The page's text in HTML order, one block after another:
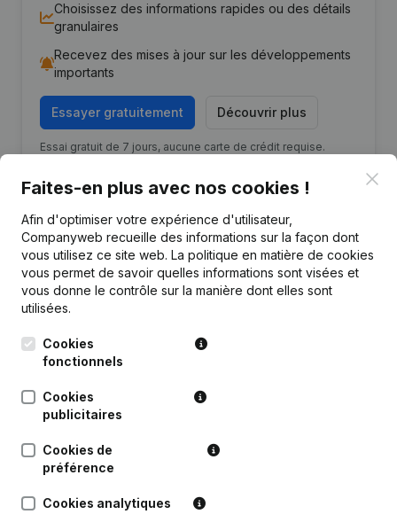
Choisissez des informations rapides ou des détails
granulaires
Recevez des mises à jour sur les développements
importants
Essayer gratuitement Découvrir plus
Essai gratuit de 7 jours, aucune carte de crédit requise.
Données financièresde Hotel-Brasserie
De Klok
Capitaux propres
Marge brute
Personnel 1,9
Faites-en plus avec nos cookies !
Afin d'optimiser votre expérience d'utilisateur,
Companyweb recueille des informations sur la façon dont
vous utilisez ce site web. La politique en matière de cookies
vous permet de savoir quelles informations sont visées et
vous donne le contrôle sur la manière dont elles sont
utilisées.
Cookies
fonctionnels
Cookies
publicitaires
Cookies de
préférence
Cookies analytiques